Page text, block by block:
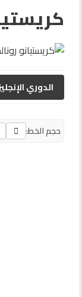
الدوري
حجم الخط: